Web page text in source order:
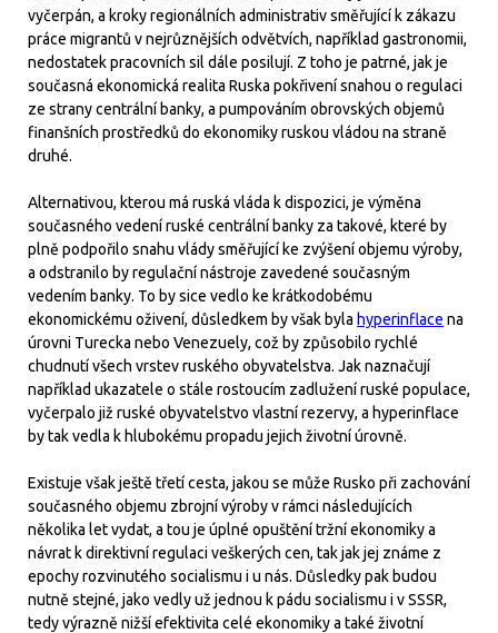
vyčerpán, a kroky regionálních administrativ směřující k zákazu
práce migrantů v nejrůznějších odvětvích, například gastronomii,
nedostatek pracovních sil dále posilují. Z toho je patrné, jak je
současná ekonomická realita Ruska pokřivení snahou o regulaci
ze strany centrální banky, a pumpováním obrovských objemů
finanšních prostředků do ekonomiky ruskou vládou na straně
druhé.
Alternativou, kterou má ruská vláda k dispozici, je výměna
současného vedení ruské centrální banky za takové, které by
plně podpořilo snahu vlády směřující ke zvýšení objemu výroby,
a odstranilo by regulační nástroje zavedené současným
vedením banky. To by sice vedlo ke krátkodobému
ekonomickému oživení, důsledkem by však byla hyperinflace na
úrovni Turecka nebo Venezuely, což by způsobilo rychlé
chudnutí všech vrstev ruského obyvatelstva. Jak naznačují
například ukazatele o stále rostoucím zadlužení ruské populace,
vyčerpalo již ruské obyvatelstvo vlastní rezervy, a hyperinflace
by tak vedla k hlubokému propadu jejich životní úrovně.
Existuje však ještě třetí cesta, jakou se může Rusko při zachování
současného objemu zbrojní výroby v rámci následujících
několika let vydat, a tou je úplné opuštění tržní ekonomiky a
návrat k direktivní regulaci veškerých cen, tak jak jej známe z
epochy rozvinutého socialismu i u nás. Důsledky pak budou
nutně stejné, jako vedly už jednou k pádu socialismu i v SSSR,
tedy výrazně nižší efektivita celé ekonomiky a také životní